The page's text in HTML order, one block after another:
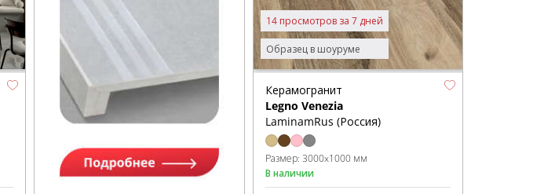
Образец в шоуруме
14 просмотров за 7 дней
Керамогранит
Legno Venezia
LaminamRus (Россия)
Размер: 3000x1000 мм
В наличии